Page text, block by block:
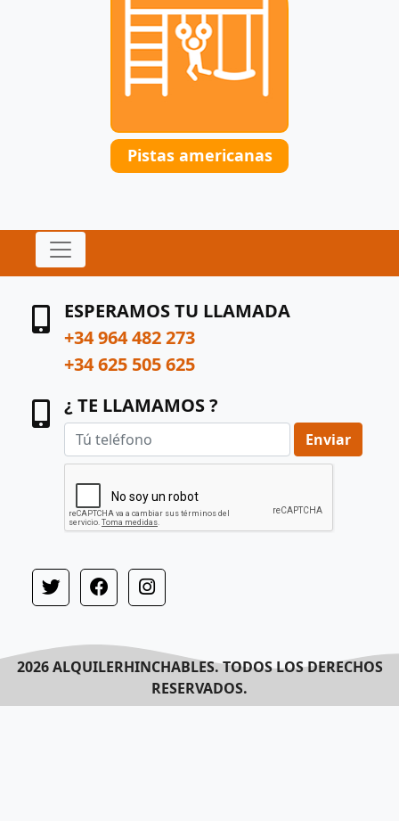
Pistas americanas
ESPERAMOS TU LLAMADA
+34 964 482 273
+34 625 505 625
¿ TE LLAMAMOS ?
Enviar
2026 ALQUILERHINCHABLES. TODOS LOS DERECHOS
RESERVADOS.